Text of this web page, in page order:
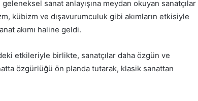
geleneksel sanat anlayışına meydan okuyan sanatçılar
kübizm ve dışavurumculuk gibi akımların etkisiyle
akımı haline geldi.
etkileriyle birlikte, sanatçılar daha özgün ve
özgürlüğü ön planda tutarak, klasik sanattan